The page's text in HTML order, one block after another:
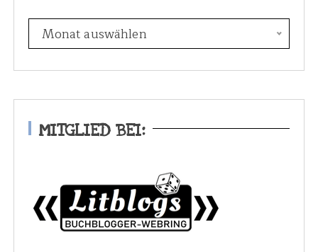
s
w
r
e
i
Monat auswählen
MITGLIED BEI: